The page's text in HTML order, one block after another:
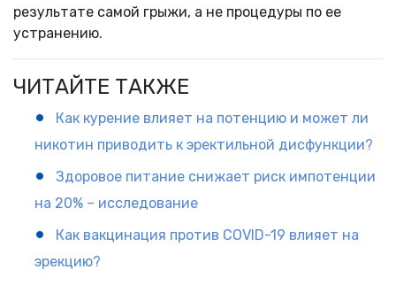
результате самой грыжи, а не процедуры по ее
устранению.
ЧИТАЙТЕ ТАКЖЕ
Как курение влияет на потенцию и может ли
никотин приводить к эректильной дисфункции?
Здоровое питание снижает риск импотенции
на 20% – исследование
Как вакцинация против COVID-19 влияет на
эрекцию?